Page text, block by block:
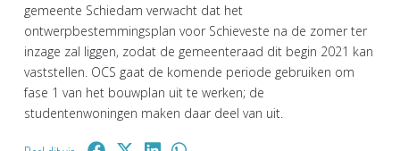
gemeente Schiedam verwacht dat het
ontwerpbestemmingsplan voor Schieveste na de zomer ter
inzage zal liggen, zodat de gemeenteraad dit begin 2021 kan
vaststellen. OCS gaat de komende periode gebruiken om
fase 1 van het bouwplan uit te werken; de
studentenwoningen maken daar deel van uit.